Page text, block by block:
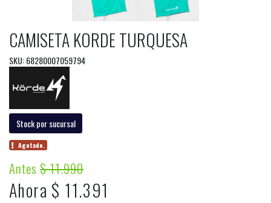
CAMISETA KORDE TURQUESA
SKU: 68280007059794
Stock por sucursal
Agotado.
Antes$ 11.990
Ahora $ 11.391